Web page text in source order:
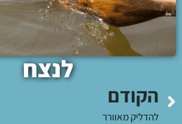
לנצח
הקודם
להדליק מאוורר